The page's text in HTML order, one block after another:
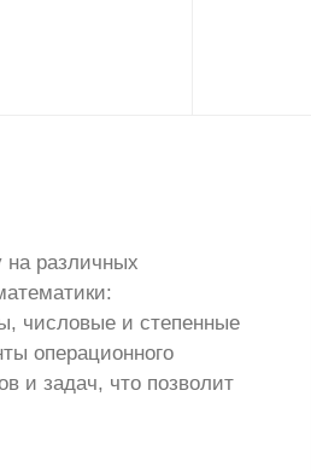
различных
числовые и степенные
операционного
и задач, что позволит